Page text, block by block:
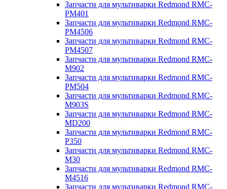
Запчасти для мультиварки Redmond RMC-
PM401
Запчасти для мультиварки Redmond RMC-
PM4506
Запчасти для мультиварки Redmond RMC-
PM4507
Запчасти для мультиварки Redmond RMC-
M902
Запчасти для мультиварки Redmond RMC-
PM504
Запчасти для мультиварки Redmond RMC-
M903S
Запчасти для мультиварки Redmond RMC-
MD200
Запчасти для мультиварки Redmond RMC-
P350
Запчасти для мультиварки Redmond RMC-
M30
Запчасти для мультиварки Redmond RMC-
M4516
Запчасти для мультиварки Redmond RMC-